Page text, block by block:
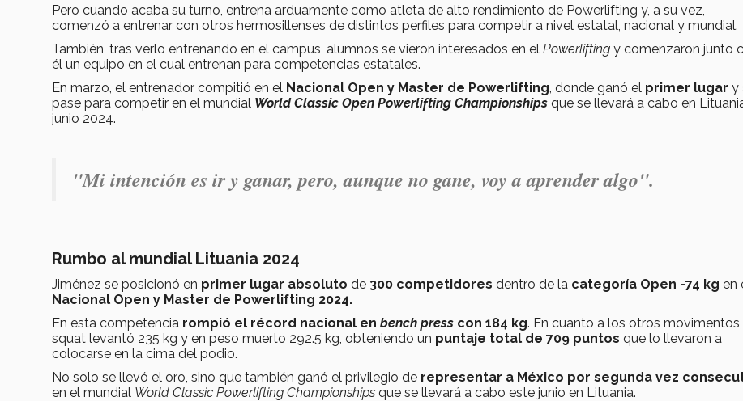
Pero cuando acaba su turno, entrena arduamente como atleta de alto rendimiento de Powerlifting y, a su vez,
comenzó a entrenar con otros hermosillenses de distintos perfiles para competir a nivel estatal, nacional y mundial.
También, tras verlo entrenando en el campus, alumnos se vieron interesados en el Powerlifting y comenzaron junto
él un equipo en el cual entrenan para competencias estatales.
En marzo, el entrenador compitió en el Nacional Open y Master de Powerlifting , donde ganó el primer lugar y
pase para competir en el mundial World Classic Open Powerlifting Championships que se llevará a cabo en
junio 2024.
"Mi intención es ir y ganar, pero, aunque no gane, voy a aprender algo".
Rumbo al mundial Lituania 2024
Jiménez se posicionó en primer lugar absoluto de 300 competidores dentro de la categoría Open -74 kg en
Nacional Open y Master de Powerlifting 2024.
En esta competencia rompió el récord nacional en bench press con 184 kg. En cuanto a los otros
squat levantó 235 kg y en peso muerto 292.5 kg, obteniendo un puntaje total de 709 puntos que lo llevaron a
colocarse en la cima del podio.
No solo se llevó el oro, sino que también ganó el privilegio de representar a México por segunda vez
en el mundial World Classic Powerlifting Championships que se llevará a cabo este junio en Lituania.